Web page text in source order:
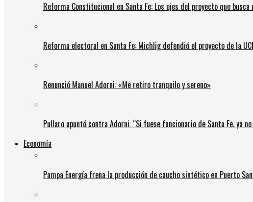
Reforma Constitucional en Santa Fe: Los ejes del proyecto que
Reforma electoral en Santa Fe: Michlig defendió el proyecto de la
Renunció Manuel Adorni: «Me retiro tranquilo y sereno»
Pullaro apuntó contra Adorni: “Si fuese funcionario de Santa Fe, ya
Economía
Pampa Energía frena la producción de caucho sintético en Puerto